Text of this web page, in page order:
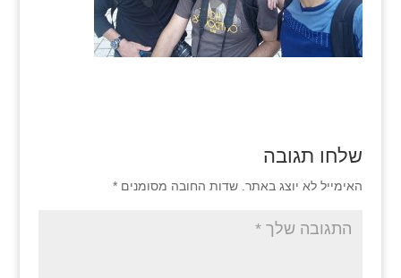
שלחו תגובה
האימייל לא יוצג באתר. שדות החובה מסומנים *